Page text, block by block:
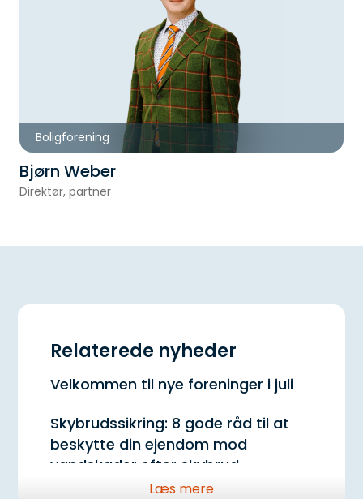
Relaterede nyheder
Velkommen til nye foreninger i juli
Skybrudssikring: 8 gode råd til at
beskytte din ejendom mod
vandskader efter skybrud
Læs mere
Boligforening
Bjørn Weber
Direktør, partner